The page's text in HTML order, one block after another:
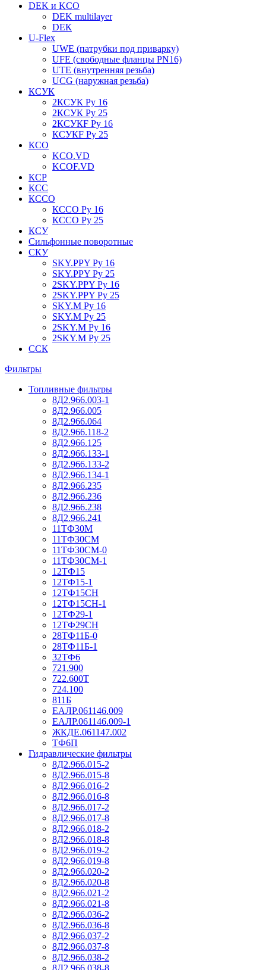
DEK и KCO
DEK multilayer
DЕК
U-Flex
UWE (патрубки под приварку)
UFE (свободные фланцы PN16)
UTE (внутренняя резьба)
UCG (наружная резьба)
КСУК
2КСУК Ру 16
2КСУК Ру 25
2КСУКF Ру 16
КСУКF Ру 25
КСО
KCO.VD
KCOF.VD
КСР
КСС
КССО
КССО Ру 16
КССО Ру 25
КСУ
Сильфонные поворотные
СКУ
SKY.PPY Ру 16
SKY.PPY Ру 25
2SKY.PPY Ру 16
2SKY.PPY Ру 25
SKY.M Ру 16
SKY.M Ру 25
2SKY.M Ру 16
2SKY.M Ру 25
ССК
Фильтры
Топливные фильтры
8Д2.966.003-1
8Д2.966.005
8Д2.966.064
8Д2.966.118-2
8Д2.966.125
8Д2.966.133-1
8Д2.966.133-2
8Д2.966.134-1
8Д2.966.235
8Д2.966.236
8Д2.966.238
8Д2.966.241
11ТФ30М
11ТФ30СМ
11ТФ30СМ-0
11ТФ30СМ-1
12ТФ15
12ТФ15-1
12ТФ15СН
12ТФ15СН-1
12ТФ29-1
12ТФ29СН
28ТФ11Б-0
28ТФ11Б-1
32ТФ6
721.900
722.600Т
724.100
811Б
ЕАЛР.061146.009
ЕАЛР.061146.009-1
ЖКДЕ.061147.002
ТФ6П
Гидравлические фильтры
8Д2.966.015-2
8Д2.966.015-8
8Д2.966.016-2
8Д2.966.016-8
8Д2.966.017-2
8Д2.966.017-8
8Д2.966.018-2
8Д2.966.018-8
8Д2.966.019-2
8Д2.966.019-8
8Д2.966.020-2
8Д2.966.020-8
8Д2.966.021-2
8Д2.966.021-8
8Д2.966.036-2
8Д2.966.036-8
8Д2.966.037-2
8Д2.966.037-8
8Д2.966.038-2